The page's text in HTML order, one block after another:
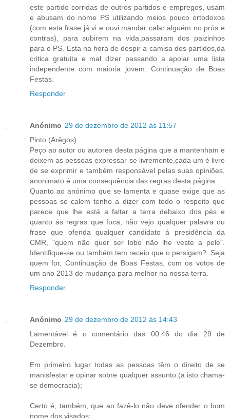
este partido corridas de outros partidos e empregos, usam
e abusam do nome PS utilizando meios pouco ortodoxos
(com esta frase já vi e ouvi mandar calar alguém no prós e
contras), para subirem na vida,passaram dos paizinhos
para o PS. Esta na hora de despir a camisa dos partidos,da
critica gratuita e mal dizer passando a apoiar uma lista
independente com maioria jovem. Continuação de Boas
Festas.
Responder
Anónimo 29 de dezembro de 2012 às 11:57
Pinto (Arêgos).
Peço ao autor ou autores desta página que a mantenham e
deixem as pessoas expressar-se livremente,cada um é livre
de se exprimir e também responsável pelas suas opiniões,
anonimato é uma consequência das regras desta página.
Quanto ao anónimo que se lamenta e quase exige que as
pessoas se calem tenho a dizer com todo o respeito que
parece que lhe está a faltar a terra debaixo dos pés e
quanto ás regras que foca, não vejo qualquer palavra ou
frase que ofenda qualquer candidato á presidência da
CMR, "quem não quer ser lobo não lhe veste a pele".
Identifique-se ou também tem receio que o persigam?. Seja
quem for, Continuação de Boas Festas, com os votos de
um ano 2013 de mudança para melhor na nossa terra.
Responder
Anónimo 29 de dezembro de 2012 às 14:43
Lamentável é o comentário das 00:46 do dia 29 de
Dezembro.
Em primeiro lugar todas as pessoas têm o direito de se
manisfestar e opinar sobre qualquer assunto (a isto chama-
se democracia);
Certo é, também, que ao fazê-lo não deve ofender o bom
nome dos visados;